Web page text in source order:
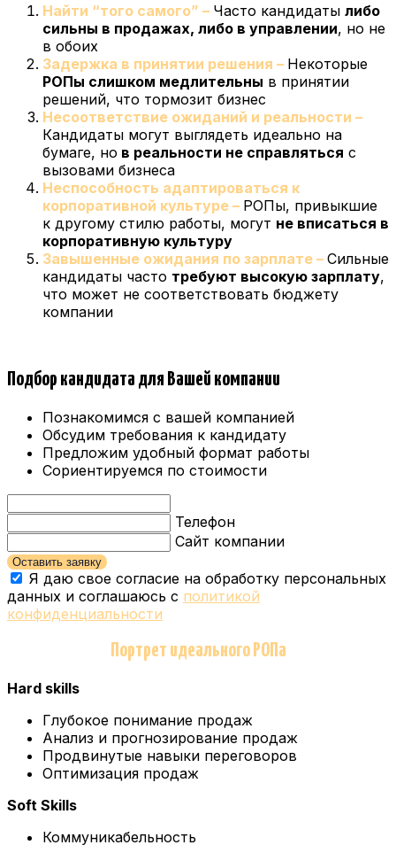
Найти “того самого” – Часто кандидаты либо
сильны в продажах, либо в управлении, но не
в обоих
Задержка в принятии решения – Некоторые
РОПы слишком медлительны в принятии
решений, что тормозит бизнес
Несоответствие ожиданий и реальности –
Кандидаты могут выглядеть идеально на
бумаге, но в реальности не справляться с
вызовами бизнеса
Неспособность адаптироваться к
корпоративной культуре – РОПы, привыкшие
к другому стилю работы, могут не вписаться в
корпоративную культуру
Завышенные ожидания по зарплате – Сильные
кандидаты часто требуют высокую зарплату,
что может не соответствовать бюджету
компании
Подбор кандидата для Вашей компании
Познакомимся с вашей компанией
Обсудим требования к кандидату
Предложим удобный формат работы
Сориентируемся по стоимости
Телефон
Сайт компании
Оставить заявку
Я даю свое согласие на обработку персональных
данных и соглашаюсь с политикой
конфиденциальности
Портрет идеального РОПа
Hard skills
Глубокое понимание продаж
Анализ и прогнозирование продаж
Продвинутые навыки переговоров
Оптимизация продаж
Soft Skills
Коммуникабельность